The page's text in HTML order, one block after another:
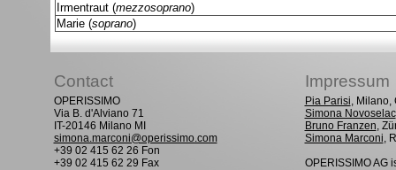
Irmentraut (mezzosoprano)
Marie (soprano)
Contact Impressum
OPERISSIMO
Via B. d'Alviano 71
IT-20146 Milano MI
simona.marconi@operissimo.com
+39 02 415 62 26 Fon
+39 02 415 62 29 Fax
Pia Parisi, Milano,
Simona Novoselac
Bruno Franzen,
Simona Marconi,
OPERISSIMO AG